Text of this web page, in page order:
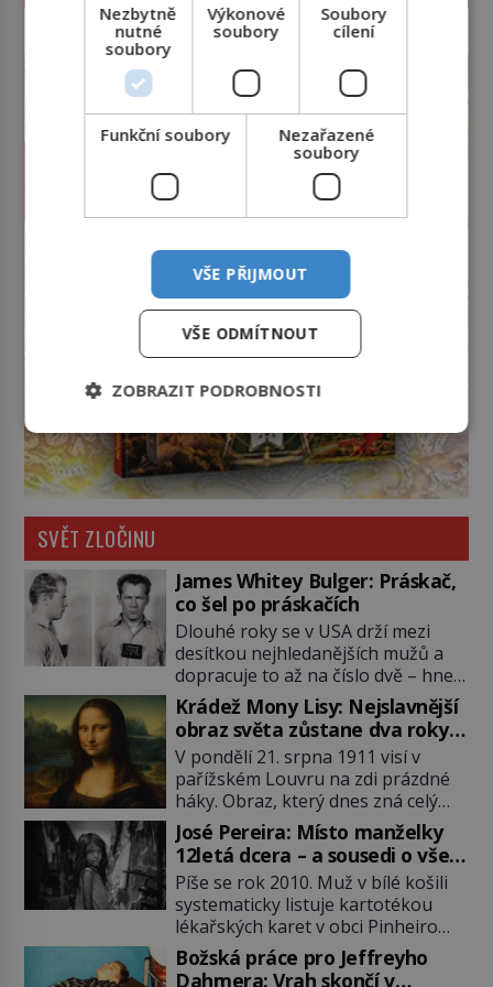
reklama
SVĚT ZLOČINU
James Whitey Bulger: Práskač,
co šel po práskačích
Dlouhé roky se v USA drží mezi
desítkou nejhledanějších mužů a
dopracuje to až na číslo dvě – hned
po Usámovi bin Ládinovi (1957–
2011). To je James „Whitey“ Bulger
(1929–2018) viněný ze spoluúčasti
na 19 vraždách, vydírání a lichvy. A
samozřejmě, krom toho je ještě
drogový dealer, který neváhá
odstranit z cesty všechny práskače,
zatímco […]
Krádež Mony Lisy: Nejslavnější
obraz světa zůstane dva roky
nezvěstný
V pondělí 21. srpna 1911 visí v
pařížském Louvru na zdi prázdné
háky. Obraz, který dnes zná celý
svět, je pryč. Zpočátku si nikdo
nemyslí, že jde o krádež.
Zaměstnanci jsou přesvědčeni, že
Mona Lisa je jen v restaurátorské
dílně nebo u fotografa. Když se
ukáže pravda, propukne jeden z
největších honů na zloděje v […]
José Pereira: Místo manželky
12letá dcera – a sousedi o všem
vědí!
Píše se rok 2010. Muž v bílé košili
systematicky listuje kartotékou
lékařských karet v obci Pinheiro
ležící asi 20 kilometrů od farmy s
podivínským majitelem. Něco tu
Božská práce pro Jeffreyho
Dahmera: Vrah skončí v
Nezbytně
nutné
soubory
Výkonové
soubory
Soubory
cílení
Funkční soubory
Nezařazené
soubory
VŠE PŘIJMOUT
VŠE ODMÍTNOUT
ZOBRAZIT PODROBNOSTI